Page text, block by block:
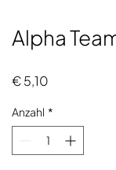
Alpha
€ 5,10
Anzahl *